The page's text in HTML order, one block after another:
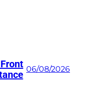
06/08/2026